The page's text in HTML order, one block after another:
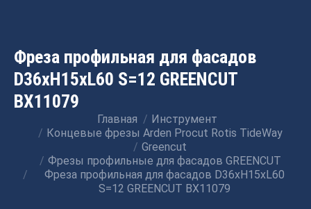
Фреза профильная для фасадов
D36xH15xL60 S=12 GREENCUT
BX11079
Главная
Инструмент
Концевые фрезы Arden Procut Rotis TideWay
Greencut
Фрезы профильные для фасадов GREENCUT
Фреза профильная для фасадов D36xH15xL60
S=12 GREENCUT BX11079